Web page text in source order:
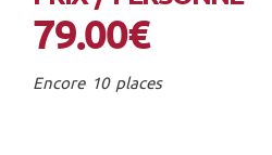
79.00€
Encore 10 places